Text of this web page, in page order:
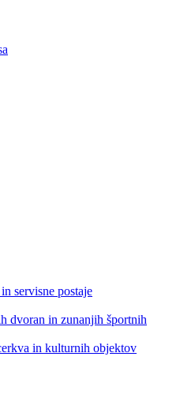
servisne postaje
dvoran in zunanjih športnih
in kulturnih objektov